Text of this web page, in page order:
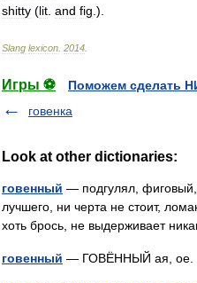
shitty (lit and fig .).
Slang lexicon 2014
Игры ⚽
Поможем сделать
говенка
Look at other dictionaries:
говенный — подгулял, фиговый,
лучшего, ни черта не стоит,
хоть брось, не выдерживает
говенный — ГОВЁННЫЙ ая, ое.